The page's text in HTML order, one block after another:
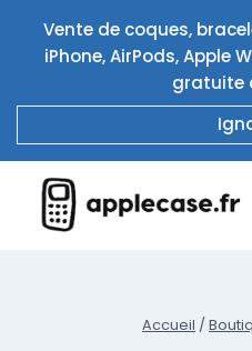
contenu
Vente de coques,
iPhone, AirPods, Apple
gratuite
Accueil /